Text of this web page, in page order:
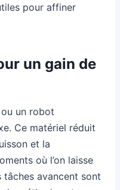
pour affiner
un gain de
un robot
Ce matériel réduit
et la
où l’on laisse
tâches avancent sont